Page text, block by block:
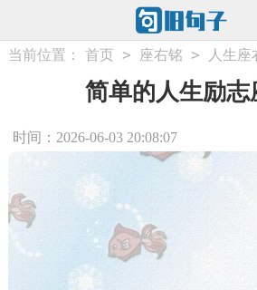
当前位置： 首页 > 座右铭 > 人生座
简单的人生励志
时间：2026-06-03 20:08:07